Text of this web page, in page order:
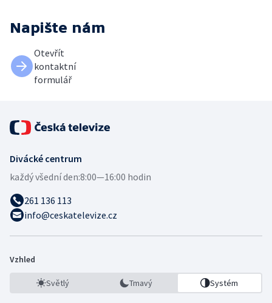
Napište nám
Otevřít
kontaktní
formulář
Divácké centrum
každý všední den:8:00—16:00 hodin
261 136 113
info@ceskatelevize.cz
Vzhled
Světlý Tmavý Systém